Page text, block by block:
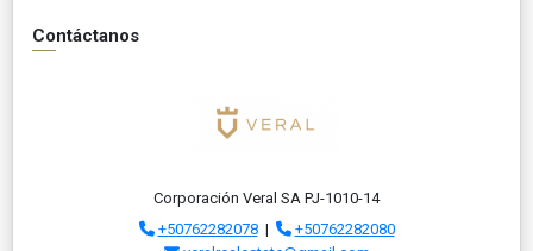
Contáctanos
Corporación Veral SA PJ-1010-14
+50762282078|
+50762282080